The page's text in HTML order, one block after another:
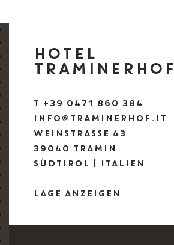
HOTEL
TRAMINERHOF
T +39 0471 860 384
INFO@TRAMINERHOF.IT
WEINSTRASSE 43
39040 TRAMIN
SÜDTIROL | ITALIEN
LAGE ANZEIGEN